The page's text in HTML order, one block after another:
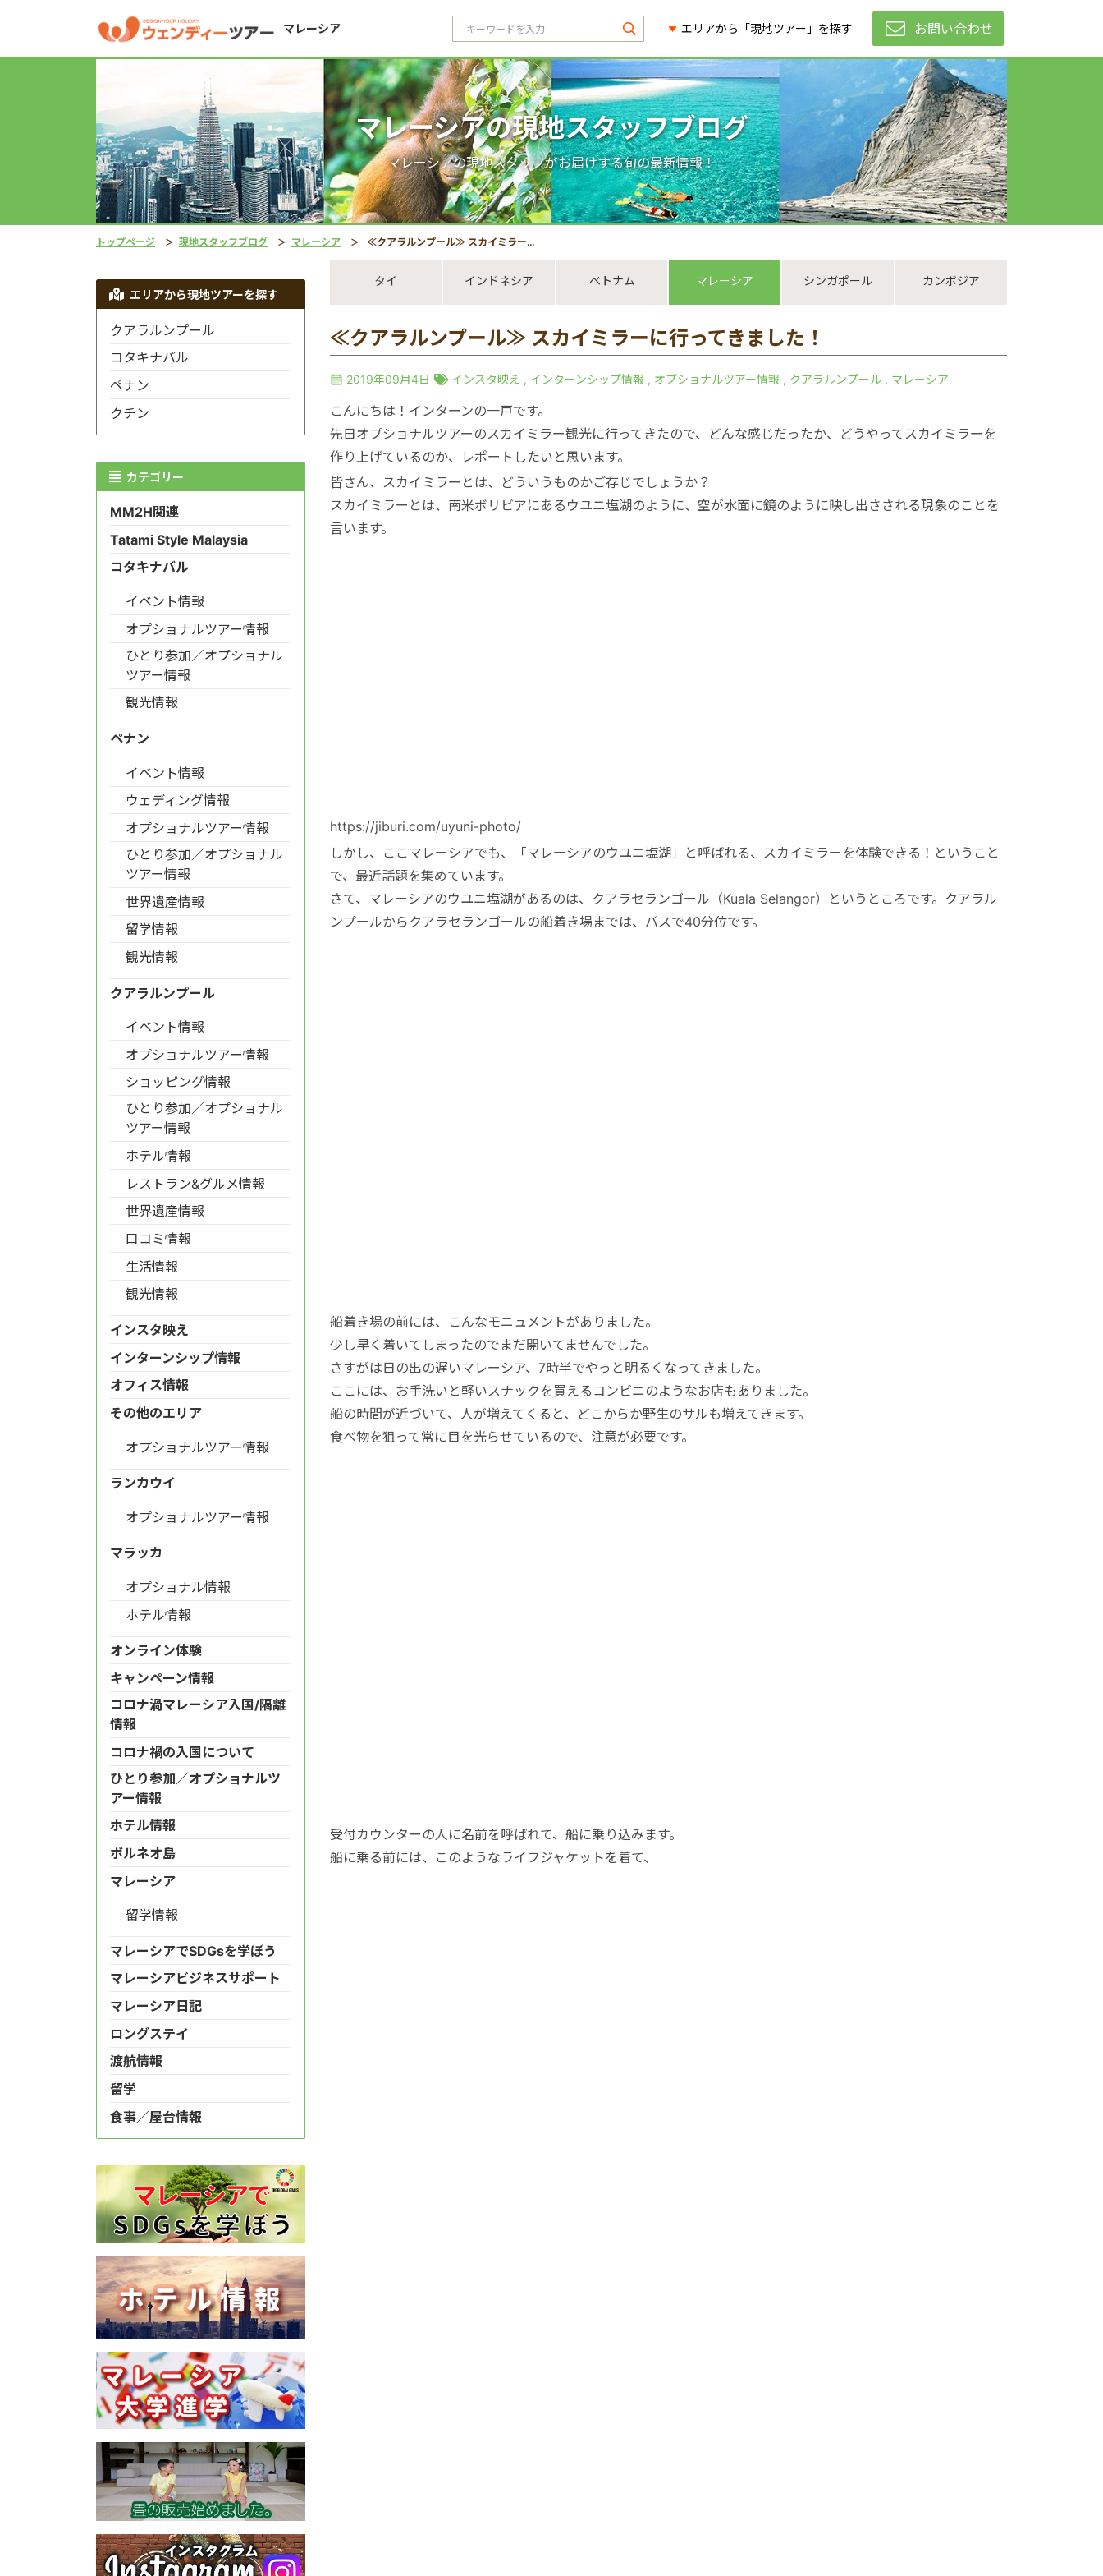
マレーシア エリアから「現地ツアー」を探す お問い合わせ
マレーシアの現地スタッフブログ
マレーシアの現地スタッフがお届けする旬の最新情報！
トップページ 現地スタッフブログ マレーシア ≪クアラルンプール≫ スカイミラーに行ってきました！
タイ インドネシア ベトナム マレーシア シンガポール カンボジア
≪クアラルンプール≫ スカイミラーに行ってきました！
2019年09月4日 インスタ映え , インターンシップ情報 , オプショナルツアー情報 , クアラルンプール , マレーシア
こんにちは！インターンの一戸です。
先日オプショナルツアーのスカイミラー観光に行ってきたので、どんな感じだったか、どうやってスカイミラーを
作り上げているのか、レポートしたいと思います。
皆さん、スカイミラーとは、どういうものかご存じでしょうか？
スカイミラーとは、南米ボリビアにあるウユニ塩湖のように、空が水面に鏡のように映し出さされる現象のことを
言います。
https://jiburi.com/uyuni-photo/
しかし、ここマレーシアでも、「マレーシアのウユニ塩湖」と呼ばれる、スカイミラーを体験できる！ということ
で、最近話題を集めています。
さて、マレーシアのウユニ塩湖があるのは、クアラセランゴール（Kuala Selangor）というところです。クアラル
ンプールからクアラセランゴールの船着き場までは、バスで40分位です。
船着き場の前には、こんなモニュメントがありました。
少し早く着いてしまったのでまだ開いてませんでした。
さすがは日の出の遅いマレーシア、7時半でやっと明るくなってきました。
ここには、お手洗いと軽いスナックを買えるコンビニのようなお店もありました。
船の時間が近づいて、人が増えてくると、どこからか野生のサルも増えてきます。
食べ物を狙って常に目を光らせているので、注意が必要です。
受付カウンターの人に名前を呼ばれて、船に乗り込みます。
船に乗る前には、このようなライフジャケットを着て、
エリアから現地ツアーを探す
クアラルンプール
コタキナバル
ペナン
クチン
カテゴリー
MM2H関連
Tatami Style Malaysia
コタキナバル
イベント情報
オプショナルツアー情報
ひとり参加／オプショナル
ツアー情報
観光情報
ペナン
イベント情報
ウェディング情報
オプショナルツアー情報
ひとり参加／オプショナル
ツアー情報
世界遺産情報
留学情報
観光情報
クアラルンプール
イベント情報
オプショナルツアー情報
ショッピング情報
ひとり参加／オプショナル
ツアー情報
ホテル情報
レストラン&グルメ情報
世界遺産情報
口コミ情報
生活情報
観光情報
インスタ映え
インターンシップ情報
オフィス情報
その他のエリア
オプショナルツアー情報
ランカウイ
オプショナルツアー情報
マラッカ
オプショナル情報
ホテル情報
オンライン体験
キャンペーン情報
コロナ渦マレーシア入国/隔離
情報
コロナ禍の入国について
ひとり参加／オプショナルツ
アー情報
ホテル情報
ボルネオ島
マレーシア
留学情報
マレーシアでSDGsを学ぼう
マレーシアビジネスサポート
マレーシア日記
ロングステイ
渡航情報
留学
食事／屋台情報